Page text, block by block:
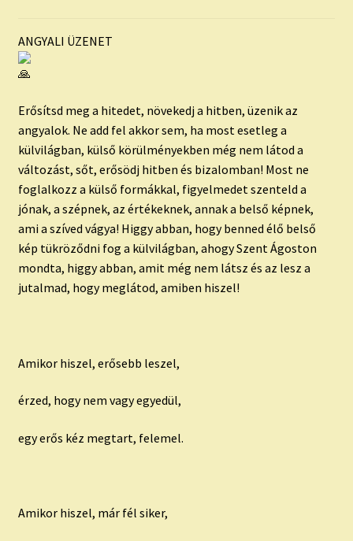
ANGYALI ÜZENET
Erősítsd meg a hitedet, növekedj a hitben, üzenik az
angyalok. Ne add fel akkor sem, ha most esetleg a
külvilágban, külső körülményekben még nem látod a
változást, sőt, erősödj hitben és bizalomban! Most ne
foglalkozz a külső formákkal, figyelmedet szenteld a
jónak, a szépnek, az értékeknek, annak a belső képnek,
ami a szíved vágya! Higgy abban, hogy benned élő belső
kép tükröződni fog a külvilágban, ahogy Szent Ágoston
mondta, higgy abban, amit még nem látsz és az lesz a
jutalmad, hogy meglátod, amiben hiszel!
Amikor hiszel, erősebb leszel,
érzed, hogy nem vagy egyedül,
egy erős kéz megtart, felemel.
Amikor hiszel, már fél siker,